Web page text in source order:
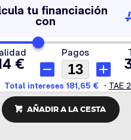
AÑADIR A LA CESTA